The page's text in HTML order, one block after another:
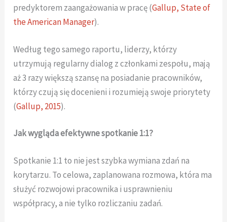
predyktorem zaangażowania w pracę (Gallup, State of
the American Manager).
Według tego samego raportu, liderzy, którzy
utrzymują regularny dialog z członkami zespołu, mają
aż 3 razy większą szansę na posiadanie pracowników,
którzy czują się docenieni i rozumieją swoje priorytety
(Gallup, 2015).
Jak wygląda efektywne spotkanie 1:1?
Spotkanie 1:1 to nie jest szybka wymiana zdań na
korytarzu. To celowa, zaplanowana rozmowa, która ma
służyć rozwojowi pracownika i usprawnieniu
współpracy, a nie tylko rozliczaniu zadań.